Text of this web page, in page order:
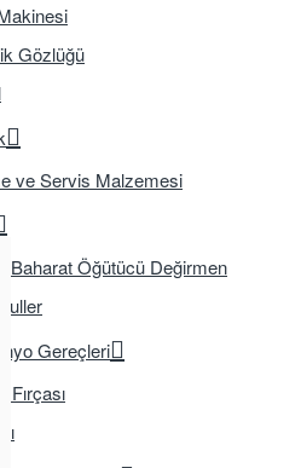
Gözlüğü
ve Servis Malzemesi
Baharat Öğütücü Değirmen
Gereçleri
Fırçası